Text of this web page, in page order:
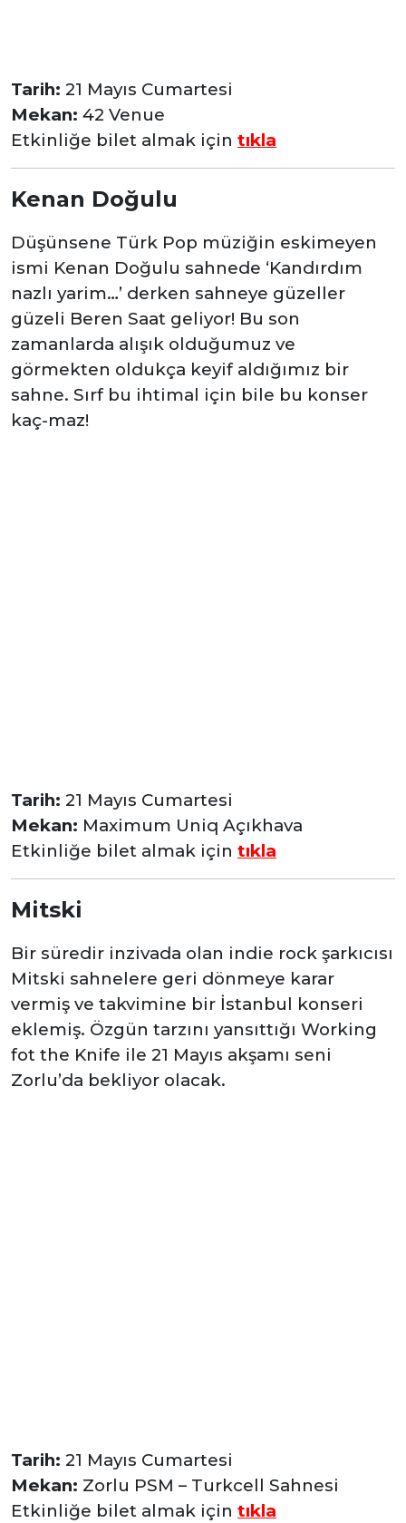
Tarih: 21 Mayıs Cumartesi
Mekan: 42 Venue
Etkinliğe bilet almak için tıkla
Kenan Doğulu
Düşünsene Türk Pop müziğin eskimeyen
ismi Kenan Doğulu sahnede ‘Kandırdım
nazlı yarim…’ derken sahneye güzeller
güzeli Beren Saat geliyor! Bu son
zamanlarda alışık olduğumuz ve
görmekten oldukça keyif aldığımız bir
sahne. Sırf bu ihtimal için bile bu konser
kaç-maz!
Tarih: 21 Mayıs Cumartesi
Mekan: Maximum Uniq Açıkhava
Etkinliğe bilet almak için tıkla
Mitski
Bir süredir inzivada olan indie rock şarkıcısı
Mitski sahnelere geri dönmeye karar
vermiş ve takvimine bir İstanbul konseri
eklemiş. Özgün tarzını yansıttığı Working
fot the Knife ile 21 Mayıs akşamı seni
Zorlu’da bekliyor olacak.
Tarih: 21 Mayıs Cumartesi
Mekan: Zorlu PSM – Turkcell Sahnesi
Etkinliğe bilet almak için tıkla